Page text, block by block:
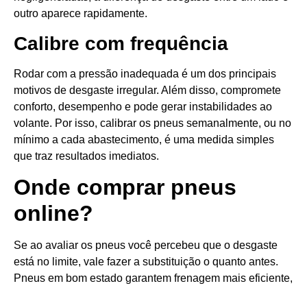
outro aparece rapidamente.
Calibre com frequência
Rodar com a pressão inadequada é um dos principais
motivos de desgaste irregular. Além disso, compromete
conforto, desempenho e pode gerar instabilidades ao
volante. Por isso, calibrar os pneus semanalmente, ou no
mínimo a cada abastecimento, é uma medida simples
que traz resultados imediatos.
Onde comprar pneus
online?
Se ao avaliar os pneus você percebeu que o desgaste
está no limite, vale fazer a substituição o quanto antes.
Pneus em bom estado garantem frenagem mais eficiente,